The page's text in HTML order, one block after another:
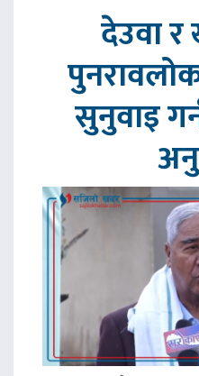
देउवा
सुनुवाइ